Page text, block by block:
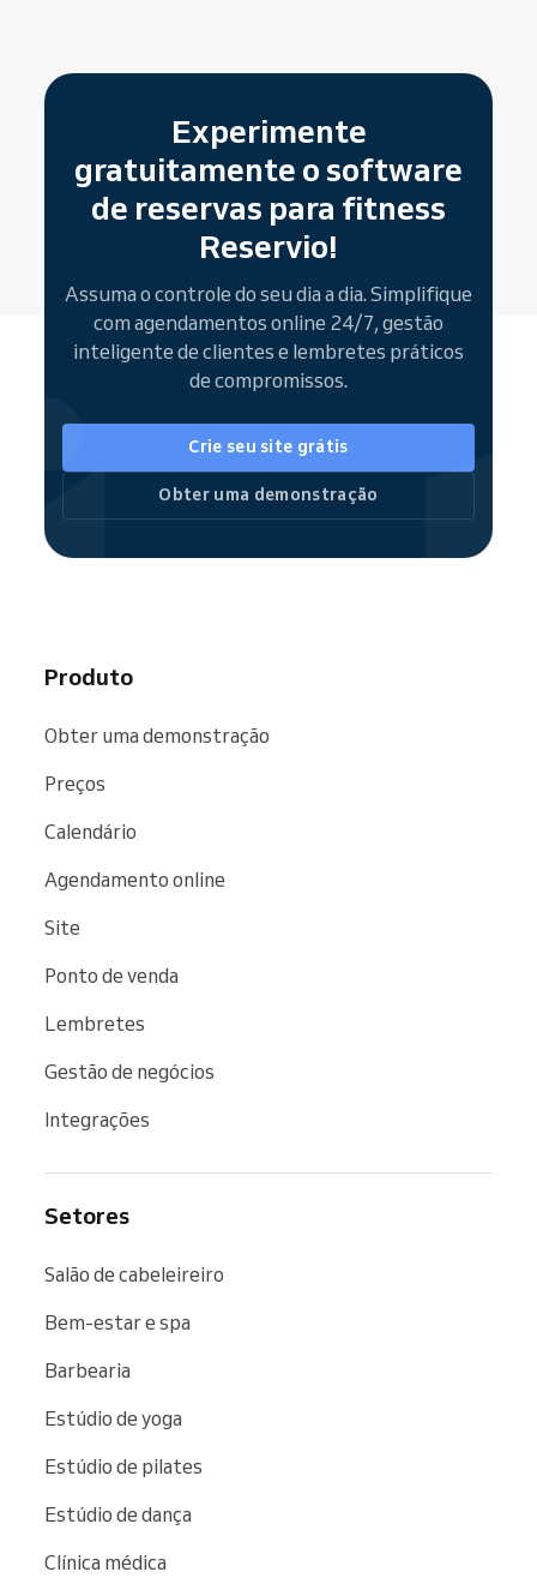
rápidos, direcionando os usuários para sua
Página de Agendamento completa ou
permitindo reservas imediatas de serviços
individuais.
Como parte da comunidade Reservio, sua
em motores de busca e plataformas como
Google ,BingeFacebook.
tempo e foque no atendimento aos seus
Experimente
gratuitamente o software
de reservas para fitness
Reservio!
Assuma o controle do seu dia a dia. Simplifique
com agendamentos online 24/7, gestão
inteligente de clientes e lembretes práticos
de compromissos.
Crie seu site grátis
Obter uma demonstração
Produto
Obter uma demonstração
Preços
Calendário
Agendamento online
Site
Ponto de venda
Lembretes
Gestão de negócios
Integrações
Setores
Salão de cabeleireiro
Bem-estar e spa
Barbearia
Estúdio de yoga
Estúdio de pilates
Estúdio de dança
Clínica médica